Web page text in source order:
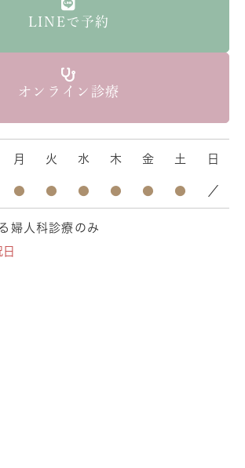
LINEで予約
オンライン診療
月 火 水 木 金 土 日
● ● ● ● ● ● ／
婦人科診療のみ